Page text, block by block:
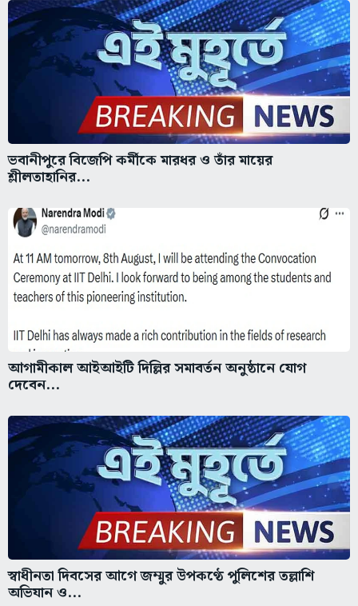
ভবানীপুরে বিজেপি কর্মীকে মারধর ও তাঁর মায়ের
শ্লীলতাহানির...
আগামীকাল আইআইটি দিল্লির সমাবর্তন অনুষ্ঠানে যোগ
দেবেন...
স্বাধীনতা দিবসের আগে জম্মুর উপকণ্ঠে পুলিশের তল্লাশি
অভিযান ও...